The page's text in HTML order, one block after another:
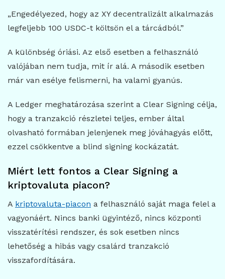
„Engedélyezed, hogy az XY decentralizált alkalmazás
legfeljebb 100 USDC-t költsön el a tárcádból.”
A különbség óriási. Az első esetben a felhasználó
valójában nem tudja, mit ír alá. A második esetben
már van esélye felismerni, ha valami gyanús.
A Ledger meghatározása szerint a Clear Signing célja,
hogy a tranzakció részletei teljes, ember által
olvasható formában jelenjenek meg jóváhagyás előtt,
ezzel csökkentve a blind signing kockázatát.
Miért lett fontos a Clear Signing a
kriptovaluta piacon?
A kriptovaluta-piacon a felhasználó saját maga felel a
vagyonáért. Nincs banki ügyintéző, nincs központi
visszatérítési rendszer, és sok esetben nincs
lehetőség a hibás vagy csalárd tranzakció
visszafordítására.